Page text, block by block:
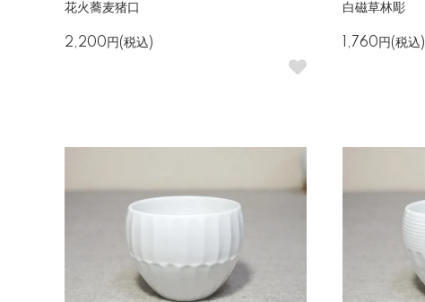
花火蕎麦猪口
2,200円(税込)
白磁草林彫
1,760円(税込)